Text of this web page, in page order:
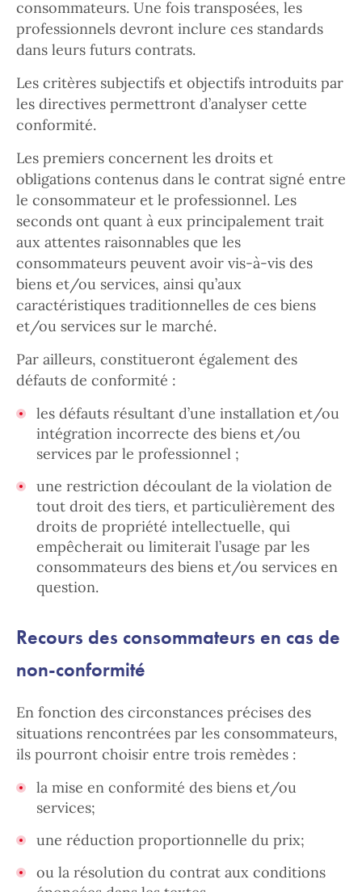
consommateurs. Une fois transposées, les
professionnels devront inclure ces standards
dans leurs futurs contrats.
Les critères subjectifs et objectifs introduits par
les directives permettront d’analyser cette
conformité.
Les premiers concernent les droits et
obligations contenus dans le contrat signé entre
le consommateur et le professionnel. Les
seconds ont quant à eux principalement trait
aux attentes raisonnables que les
consommateurs peuvent avoir vis-à-vis des
biens et/ou services, ainsi qu’aux
caractéristiques traditionnelles de ces biens
et/ou services sur le marché.
Par ailleurs, constitueront également des
défauts de conformité :
les défauts résultant d’une installation et/ou
intégration incorrecte des biens et/ou
services par le professionnel ;
une restriction découlant de la violation de
tout droit des tiers, et particulièrement des
droits de propriété intellectuelle, qui
empêcherait ou limiterait l’usage par les
consommateurs des biens et/ou services en
question.
Recours des consommateurs en cas de
non-conformité
En fonction des circonstances précises des
situations rencontrées par les consommateurs,
ils pourront choisir entre trois remèdes :
la mise en conformité des biens et/ou
services;
une réduction proportionnelle du prix;
ou la résolution du contrat aux conditions